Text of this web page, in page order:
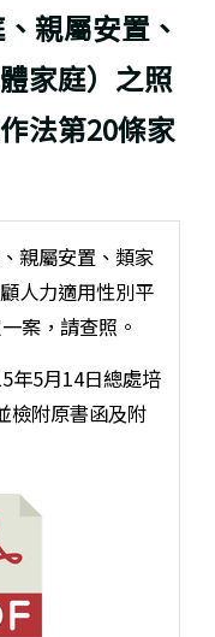
親屬安置、
家庭）之照
法第20條家
親屬安置、類家
人力適用性別平
案，請查照。
年5月14日總處培
檢附原書函及附